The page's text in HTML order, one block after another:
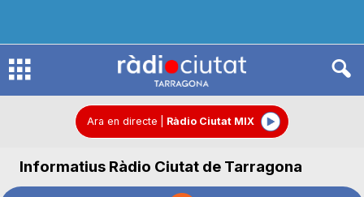
R
d
Ara en directe Ràdio Ciutat MIX
Informatius Ràdio Ciutat de Tarragona